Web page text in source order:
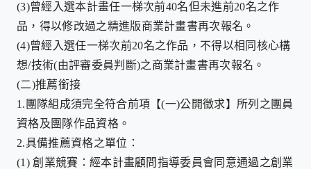
(3)曾經入選本計畫任一梯次前40名但未進前20名之作
品，得以修改過之精進版商業計畫書再次報名。
(4)曾經入選任一梯次前20名之作品，不得以相同核心構
想/技術(由評審委員判斷)之商業計畫書再次報名。
(二)推薦銜接
1. 團隊組成須完全符合前項【(一)公開徵求】所列之團員
資格及團隊作品資格。
2.具備推薦資格之單位：
(1) 創業競賽：經本計畫顧問指導委員會同意通過之創業